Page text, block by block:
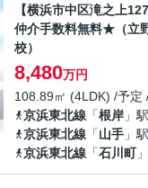
【横浜市中区滝之上
仲介手数料無料★（立
校）
8,480万円
108.89㎡ (4LDK) /予定
京浜東北線 「根岸 」
京浜東北線 「山手 」
京浜東北線 「石川町